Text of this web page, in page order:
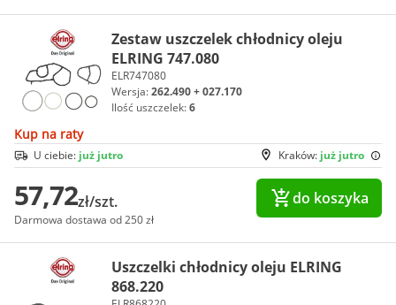
Zestaw uszczelek chłodnicy oleju
ELRING 747.080
ELR747080
Wersja:262.490 + 027.170
Ilość uszczelek:6
Kup na raty
Kraków: już jutro
U ciebie: już jutro
57,72zł/szt.
Darmowa dostawa od 250 zł
do koszyka
Uszczelki chłodnicy oleju ELRING
868.220